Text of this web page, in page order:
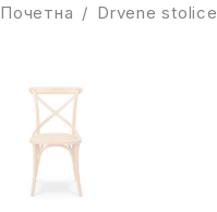
Почетна / Drvene stolice